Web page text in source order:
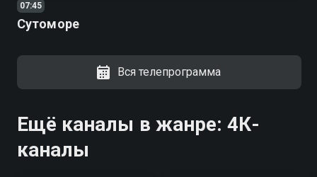
07:45
Сутоморе
Вся телепрограмма
Ещё каналы в жанре: 4К-
каналы